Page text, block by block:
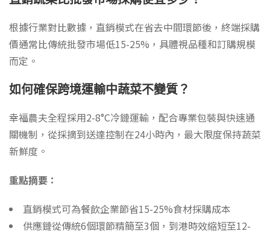
根據行業對比數據，直銷模式在省去中間環節後，終端採購
價通常比傳統批發市場低15-25%，具體視品種和訂購規模
而定。
如何確保跨境運輸中蔬菜不變質？
幸福農夫全程採用2-8°C冷鏈運輸，配合專業包裝與快速通
關機制，從採摘到送達控制在24小時內，最大限度保持蔬菜
新鮮度。
重點摘要：
直銷模式可為餐飲企業節省15-25%食材採購成本
供應鏈從傳統6個環節精簡至3個，到港時效縮短至12-